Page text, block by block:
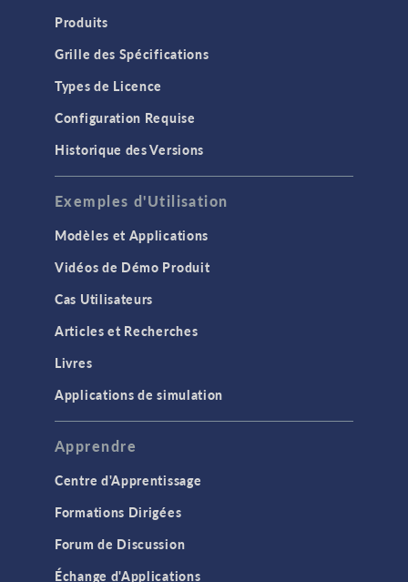
Produits
Grille des Spécifications
Types de Licence
Configuration Requise
Historique des Versions
Exemples d'Utilisation
Modèles et Applications
Vidéos de Démo Produit
Cas Utilisateurs
Articles et Recherches
Livres
Applications de simulation
Apprendre
Centre d'Apprentissage
Formations Dirigées
Forum de Discussion
Échange d'Applications